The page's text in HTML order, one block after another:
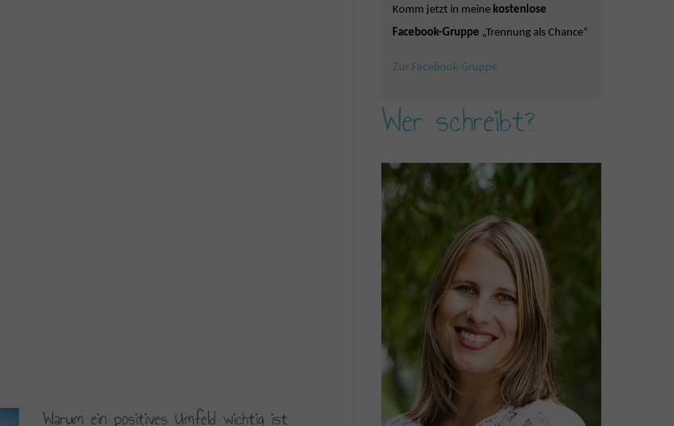
Warum ein positives Umfeld wichtig ist
Komm jetzt in meine kostenlose
Facebook-Gruppe „Trennung als Chance“
Zur Facebook-Gruppe
Wer schreibt?